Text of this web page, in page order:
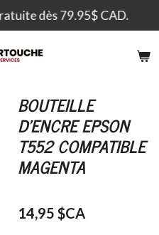
dès 79.95$ CAD.
BOUTEILLE
D'ENCRE EPSON
T552 COMPATIBLE
MAGENTA
14,95 $CA